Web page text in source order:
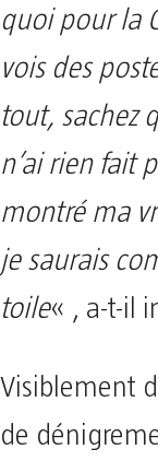
quoi pour la
vois des
tout, sachez
n’ai rien fait
montré ma
je saurais
toile« , a-t-il
Visiblement
de